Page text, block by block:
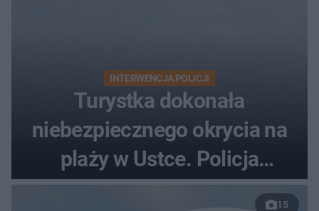
INTERWENCJA POLICJI
Turystka dokonała
niebezpiecznego okrycia na
plaży w Ustce. Policja
musiała zamknąć odcinek
15